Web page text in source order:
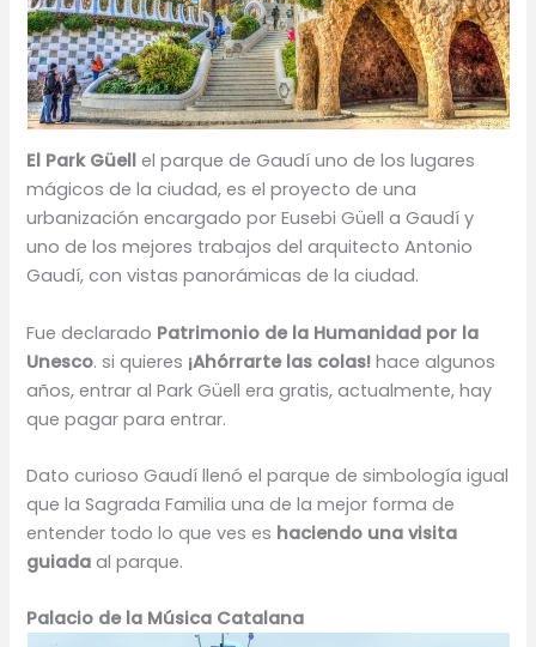
El Park Güell el parque de Gaudí uno de los lugares
mágicos de la ciudad, es el proyecto de una
urbanización encargado por Eusebi Güell a Gaudí y
uno de los mejores trabajos del arquitecto Antonio
Gaudí, con vistas panorámicas de la ciudad.
Fue declarado Patrimonio de la Humanidad por la
Unesco. si quieres ¡Ahórrarte las colas!hace algunos
años, entrar al Park Güell era gratis, actualmente, hay
que pagar para entrar.
Dato curioso Gaudí llenó el parque de simbología igual
que la Sagrada Familia una de la mejor forma de
entender todo lo que ves es haciendo una visita
guiada al parque.
Palacio de la Música Catalana